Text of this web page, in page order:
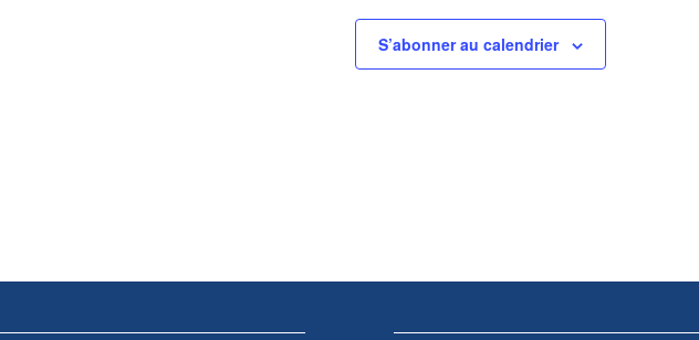
S’abonner au calendrier